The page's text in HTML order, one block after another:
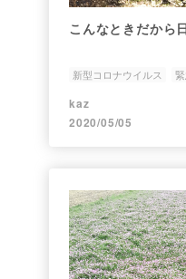
こんなときだから
新型コロナウイルス
kaz
2020/05/05